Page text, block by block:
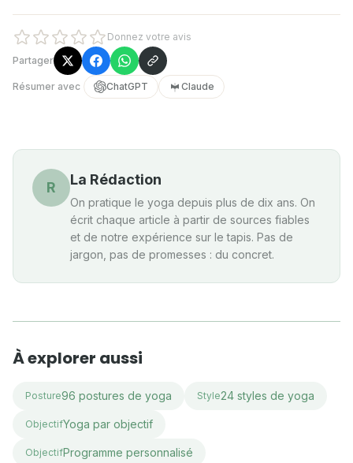
Donnez votre avis
Partager
Résumer avec ChatGPT Claude
R La Rédaction
On pratique le yoga depuis plus de dix ans. On
écrit chaque article à partir de sources fiables
et de notre expérience sur le tapis. Pas de
jargon, pas de promesses : du concret.
À explorer aussi
Posture96 postures de yoga Style24 styles de yoga
ObjectifYoga par objectif
ObjectifProgramme personnalisé